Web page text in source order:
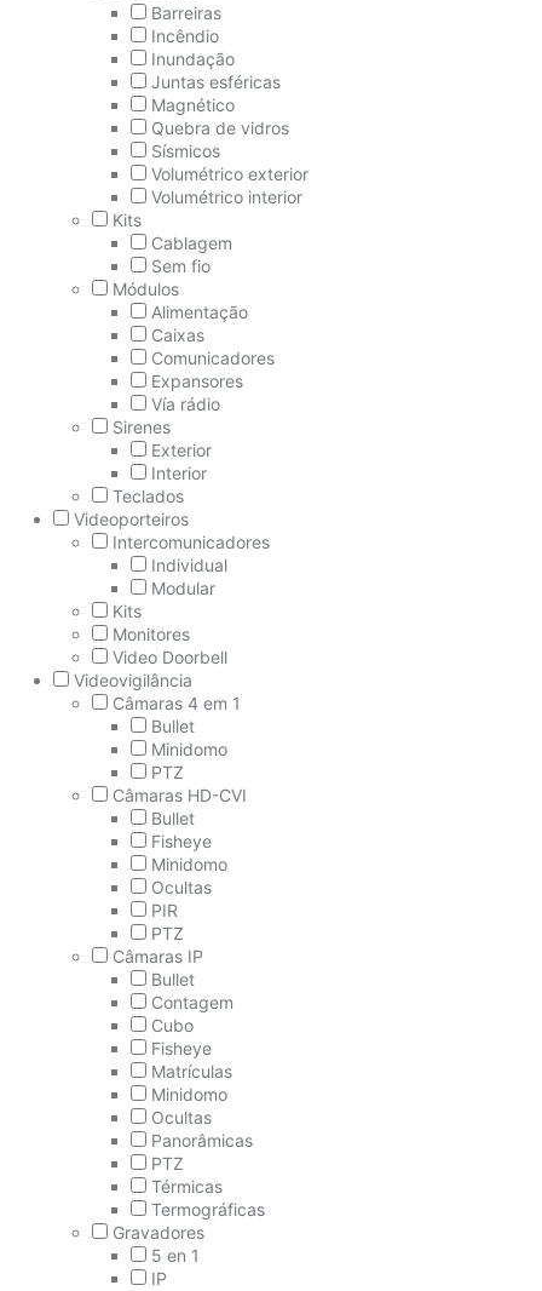
Barreiras
Incêndio
Inundação
Juntas esféricas
Magnético
Quebra de vidros
Sísmicos
Volumétrico exterior
Volumétrico interior
Kits
Cablagem
Sem fio
Módulos
Alimentação
Caixas
Comunicadores
Expansores
Vía rádio
Sirenes
Exterior
Interior
Teclados
Videoporteiros
Intercomunicadores
Individual
Modular
Kits
Monitores
Video Doorbell
Videovigilância
Câmaras 4 em 1
Bullet
Minidomo
PTZ
Câmaras HD-CVI
Bullet
Fisheye
Minidomo
Ocultas
PIR
PTZ
Câmaras IP
Bullet
Contagem
Cubo
Fisheye
Matrículas
Minidomo
Ocultas
Panorâmicas
PTZ
Térmicas
Termográficas
Gravadores
5 en 1
IP